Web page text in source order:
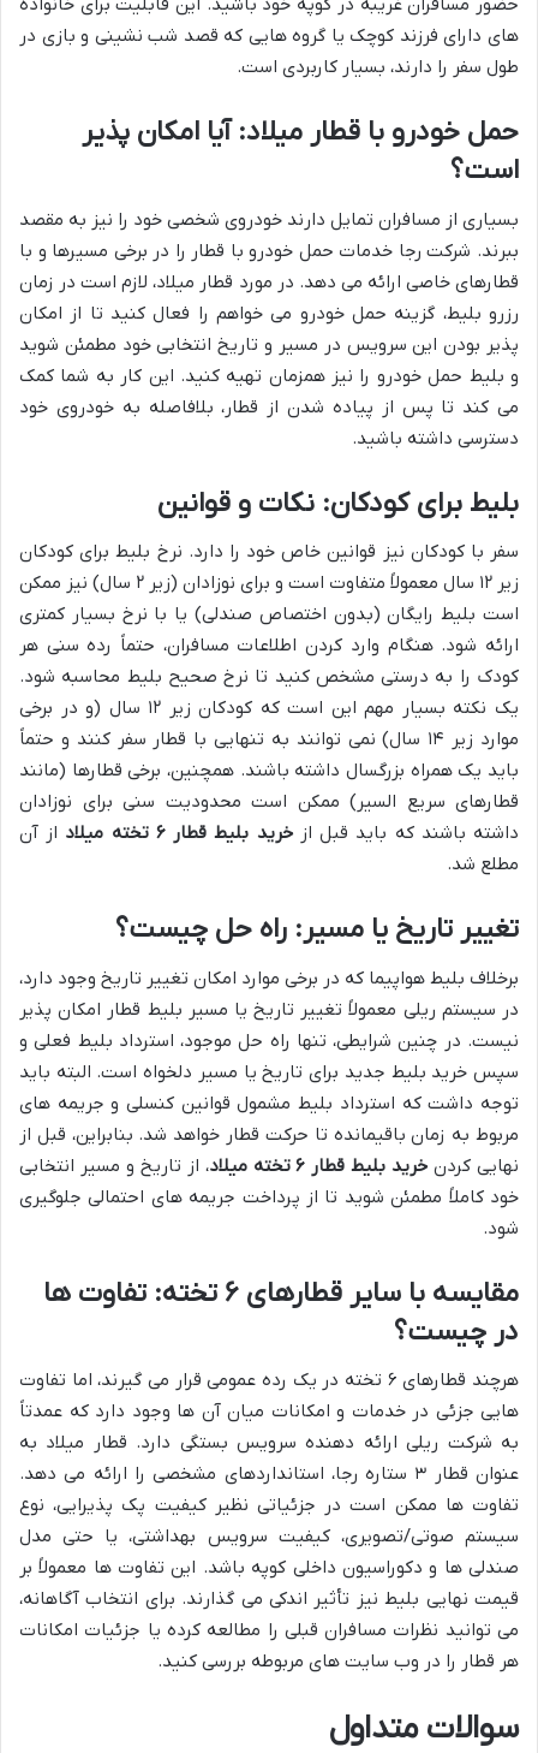
حضور مسافران غریبه در کوپه خود باشید. این قابلیت برای خانواده
های دارای فرزند کوچک یا گروه هایی که قصد شب نشینی و بازی در
طول سفر را دارند، بسیار کاربردی است.
حمل خودرو با قطار میلاد: آیا امکان پذیر
است؟
بسیاری از مسافران تمایل دارند خودروی شخصی خود را نیز به مقصد
ببرند. شرکت رجا خدمات حمل خودرو با قطار را در برخی مسیرها و با
قطارهای خاصی ارائه می دهد. در مورد قطار میلاد، لازم است در زمان
رزرو بلیط، گزینه حمل خودرو می خواهم را فعال کنید تا از امکان
پذیر بودن این سرویس در مسیر و تاریخ انتخابی خود مطمئن شوید
و بلیط حمل خودرو را نیز همزمان تهیه کنید. این کار به شما کمک
می کند تا پس از پیاده شدن از قطار، بلافاصله به خودروی خود
دسترسی داشته باشید.
بلیط برای کودکان: نکات و قوانین
سفر با کودکان نیز قوانین خاص خود را دارد. نرخ بلیط برای کودکان
زیر ۱۲ سال معمولاً متفاوت است و برای نوزادان (زیر ۲ سال) نیز ممکن
است بلیط رایگان (بدون اختصاص صندلی) یا با نرخ بسیار کمتری
ارائه شود. هنگام وارد کردن اطلاعات مسافران، حتماً رده سنی هر
کودک را به درستی مشخص کنید تا نرخ صحیح بلیط محاسبه شود.
یک نکته بسیار مهم این است که کودکان زیر ۱۲ سال (و در برخی
موارد زیر ۱۴ سال) نمی توانند به تنهایی با قطار سفر کنند و حتماً
باید یک همراه بزرگسال داشته باشند. همچنین، برخی قطارها (مانند
قطارهای سریع السیر) ممکن است محدودیت سنی برای نوزادان
داشته باشند که باید قبل ازخرید بلیط قطار ۶ تخته میلاد
از آن
مطلع شد.
تغییر تاریخ یا مسیر: راه حل چیست؟
برخلاف بلیط هواپیما که در برخی موارد امکان تغییر تاریخ وجود دارد،
در سیستم ریلی معمولاً تغییر تاریخ یا مسیر بلیط قطار امکان پذیر
نیست. در چنین شرایطی، تنها راه حل موجود، استرداد بلیط فعلی و
سپس خرید بلیط جدید برای تاریخ یا مسیر دلخواه است. البته باید
توجه داشت که استرداد بلیط مشمول قوانین کنسلی و جریمه های
مربوط به زمان باقیمانده تا حرکت قطار خواهد شد. بنابراین، قبل از
نهایی کردن خرید بلیط قطار ۶ تخته میلاد
، از تاریخ و مسیر انتخابی
خود کاملاً مطمئن شوید تا از پرداخت جریمه های احتمالی جلوگیری
شود.
مقایسه با سایر قطارهای ۶ تخته: تفاوت ها
در چیست؟
هرچند قطارهای ۶ تخته در یک رده عمومی قرار می گیرند، اما تفاوت
هایی جزئی در خدمات و امکانات میان آن ها وجود دارد که عمدتاً
به شرکت ریلی ارائه دهنده سرویس بستگی دارد. قطار میلاد به
عنوان قطار ۳ ستاره رجا، استانداردهای مشخصی را ارائه می دهد.
تفاوت ها ممکن است در جزئیاتی نظیر کیفیت پک پذیرایی، نوع
سیستم صوتی/تصویری، کیفیت سرویس بهداشتی، یا حتی مدل
صندلی ها و دکوراسیون داخلی کوپه باشد. این تفاوت ها معمولاً بر
قیمت نهایی بلیط نیز تأثیر اندکی می گذارند. برای انتخاب آگاهانه،
می توانید نظرات مسافران قبلی را مطالعه کرده یا جزئیات امکانات
هر قطار را در وب سایت های مربوطه بررسی کنید.
سوالات متداول